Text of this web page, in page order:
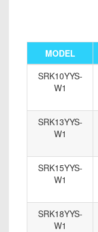
MODEL
SRK10YYS-
W1
SRK13YYS-
W1
SRK15YYS-
W1
SRK18YYS-
W1